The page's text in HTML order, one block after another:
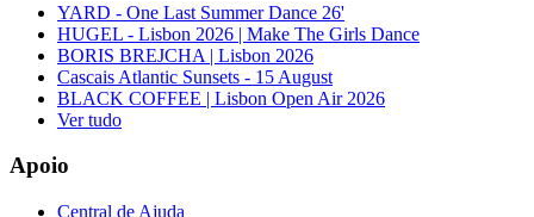
YARD - One Last Summer Dance 26'
HUGEL - Lisbon 2026 | Make The Girls Dance
BORIS BREJCHA | Lisbon 2026
Cascais Atlantic Sunsets - 15 August
BLACK COFFEE | Lisbon Open Air 2026
Ver tudo
Apoio
Central de Ajuda